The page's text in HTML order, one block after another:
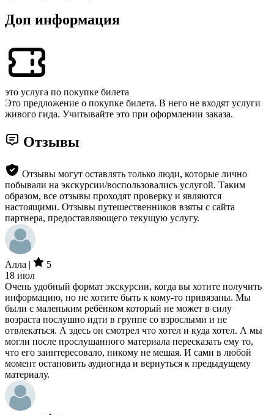
Доп информация
это услуга по покупке билета
Это предложение о покупке билета. В него не входят услуги
живого гида. Учитывайте это при оформлении заказа.
Отзывы
Отзывы могут оставлять только люди, которые лично
побывали на экскурсии/воспользовались услугой. Таким
образом, все отзывы проходят проверку и являются
настоящими. Отзывы путешественников взяты с сайта
партнера, предоставляющего текущую услугу.
Алла |
5
18 июл
Очень удобный формат экскурсии, когда вы хотите получить
информацию, но не хотите быть к кому-то привязаны. Мы
были с маленьким ребёнком который не может в силу
возраста послушно идти в группе со взрослыми и не
отвлекаться. А здесь он смотрел что хотел и куда хотел. А мы
могли после прослушанного материала пересказать ему то,
что его заинтересовало, никому не мешая. И сами в любой
момент остановить аудиогида и вернуться к предыдущему
материалу.